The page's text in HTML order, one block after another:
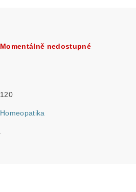
Momentálně nedostupné
120
Homeopatika